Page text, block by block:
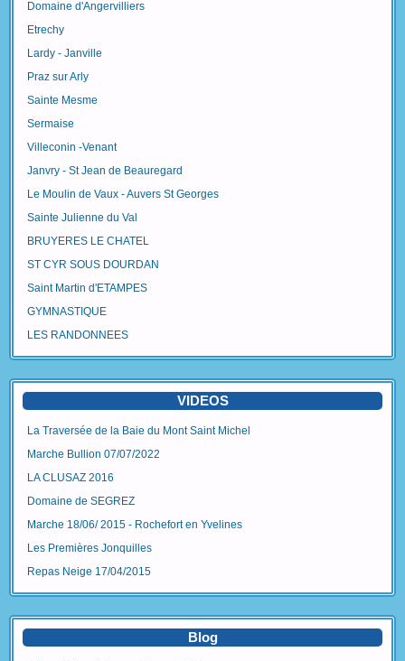
Domaine d'Angervilliers
Etrechy
Lardy - Janville
Praz sur Arly
Sainte Mesme
Sermaise
Villeconin -Venant
Janvry - St Jean de Beauregard
Le Moulin de Vaux - Auvers St Georges
Sainte Julienne du Val
BRUYERES LE CHATEL
ST CYR SOUS DOURDAN
Saint Martin d'ETAMPES
GYMNASTIQUE
LES RANDONNEES
VIDEOS
La Traversée de la Baie du Mont Saint Michel
Marche Bullion 07/07/2022
LA CLUSAZ 2016
Domaine de SEGREZ
Marche 18/06/ 2015 - Rochefort en Yvelines
Les Premières Jonquilles
Repas Neige 17/04/2015
Blog